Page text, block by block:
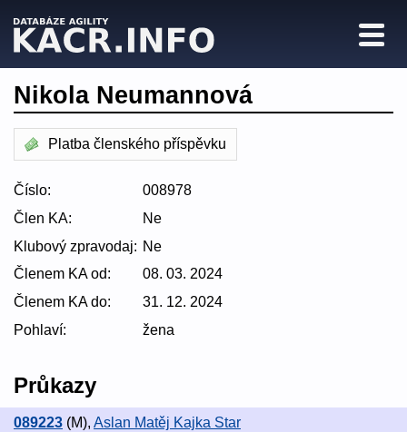
Nikola Neumannová
Platba členského příspěvku
Číslo:
008978
Člen KA:
Ne
Klubový zpravodaj: Ne
Členem KA od:
08. 03. 2024
Členem KA do:
31. 12. 2024
Pohlaví:
žena
Průkazy
089223 (M), Aslan Matěj Kajka Star